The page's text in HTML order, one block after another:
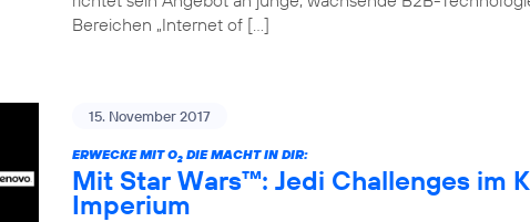
Bereichen „Internet of […]
15. November 2017
ERWECKE MIT O2 DIE MACHT IN DIR:
Mit Star Wars™: Jedi Challenges im
Imperium